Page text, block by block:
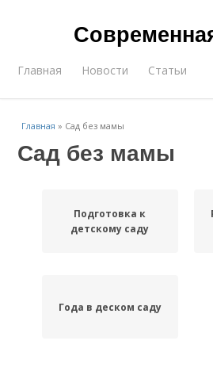
Главная Новости Статьи
Главная » Сад без мамы
Сад без мамы
Подготовка к
детскому саду
Года в деском саду